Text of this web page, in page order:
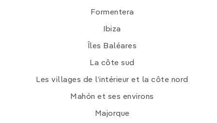
Formentera
Ibiza
Îles Baléares
La côte sud
Les villages de l’intérieur et la côte nord
Mahón et ses environs
Majorque